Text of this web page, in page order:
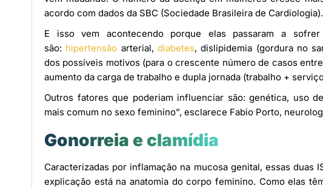
acordo com dados da SBC (Sociedade Brasileira de Cardiologia).
E isso vem acontecendo porque elas passaram a
são: hipertensão arterial,diabetes, dislipidemia (gordura no
dos possíveis motivos (para o crescente número de casos
aumento da carga de trabalho e dupla jornada (trabalho +
Outros fatores que poderiam influenciar são: genética, uso
mais comum no sexo feminino”, esclarece Fabio Porto,
Gonorreia e clamídia
Caracterizadas por inflamação na mucosa genital, essas duas
explicação está na anatomia do corpo feminino. Como elas